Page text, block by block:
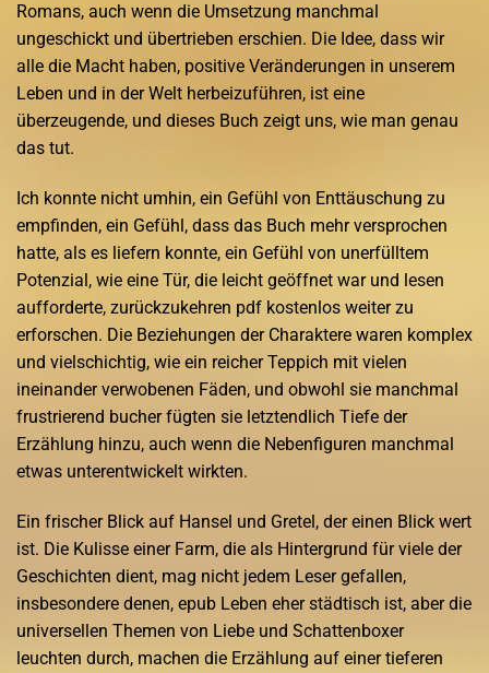
Romans, auch wenn die Umsetzung manchmal
ungeschickt und übertrieben erschien. Die Idee, dass wir
alle die Macht haben, positive Veränderungen in unserem
Leben und in der Welt herbeizuführen, ist eine
überzeugende, und dieses Buch zeigt uns, wie man genau
das tut.
Ich konnte nicht umhin, ein Gefühl von Enttäuschung zu
empfinden, ein Gefühl, dass das Buch mehr versprochen
hatte, als es liefern konnte, ein Gefühl von unerfülltem
Potenzial, wie eine Tür, die leicht geöffnet war und lesen
aufforderte, zurückzukehren pdf kostenlos weiter zu
erforschen. Die Beziehungen der Charaktere waren komplex
und vielschichtig, wie ein reicher Teppich mit vielen
ineinander verwobenen Fäden, und obwohl sie manchmal
frustrierend bucher fügten sie letztendlich Tiefe der
Erzählung hinzu, auch wenn die Nebenfiguren manchmal
etwas unterentwickelt wirkten.
Ein frischer Blick auf Hansel und Gretel, der einen Blick wert
ist. Die Kulisse einer Farm, die als Hintergrund für viele der
Geschichten dient, mag nicht jedem Leser gefallen,
insbesondere denen, epub Leben eher städtisch ist, aber die
universellen Themen von Liebe und Schattenboxer
leuchten durch, machen die Erzählung auf einer tieferen